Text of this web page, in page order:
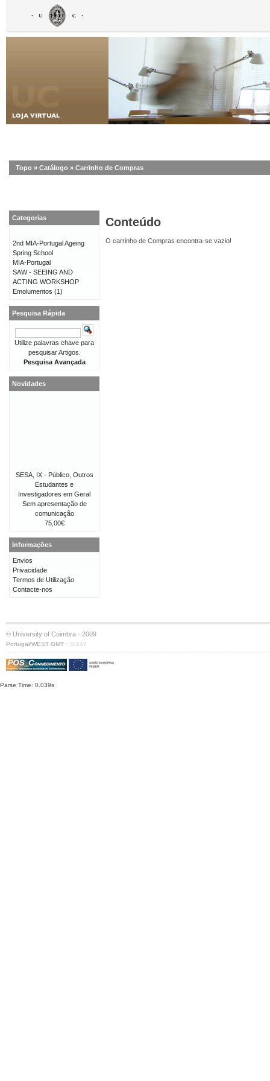
Topo » Catálogo » Carrinho de Compras
Conteúdo
O carrinho de Compras encontra-se vazio!
Categorias
2nd MIA-Portugal Ageing
Spring School
MIA-Portugal
SAW - SEEING AND
ACTING WORKSHOP
Emolumentos (1)
Pesquisa Rápida
Utilize palavras chave para
pesquisar Artigos.
Pesquisa Avançada
Novidades
SESA, IX - Público, Outros
Estudantes e
Investigadores em Geral
Sem apresentação de
comunicação
75,00€
Informações
Envios
Privacidade
Termos de Utilização
Contacte-nos
© University of Coimbra · 2009
Portugal/WEST GMT · S:147
Parse Time: 0.039s